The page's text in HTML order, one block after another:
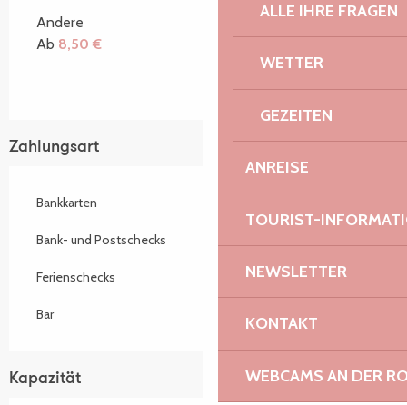
ALLE IHRE FRAGEN
WETTER
GEZEITEN
ANREISE
TOURIST-
NEWSLETTER
KONTAKT
WEBCAMS AN DER
Andere
Ab 8,50 €
Zahlungsart
Bankkarten
Bank- und Postschecks
Ferienschecks
Bar
Kapazität